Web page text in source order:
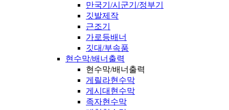
만국기/시군기/정부기
깃발제작
근조기
가로등배너
깃대/부속품
현수막/배너출력
현수막/배너출력
게릴라현수막
게시대현수막
족자현수막